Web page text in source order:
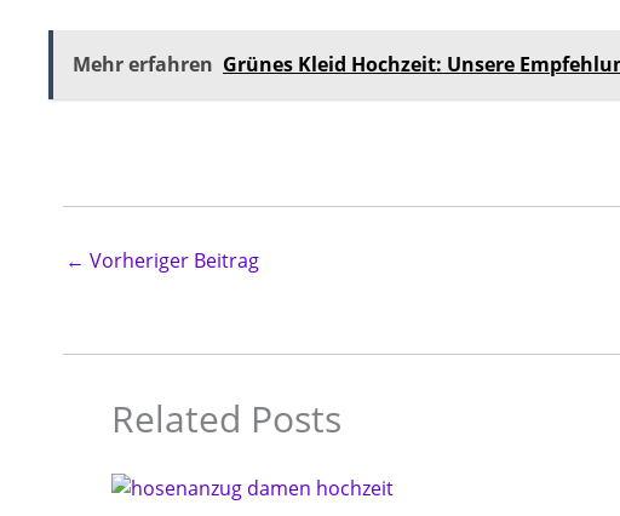
Mehr erfahren Grünes Kleid Hochzeit: Unsere
← Vorheriger Beitrag
Related Posts